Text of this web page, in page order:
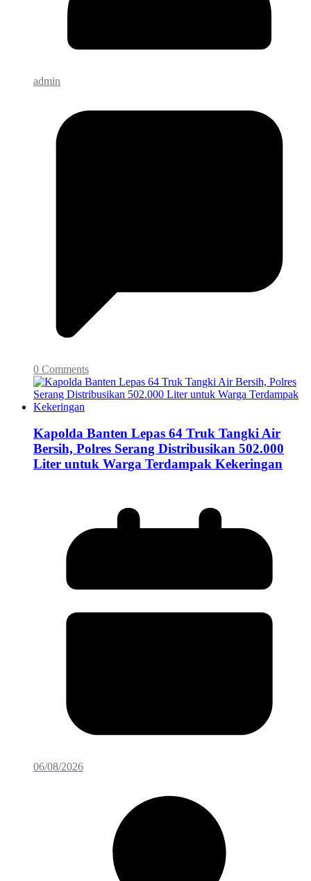
admin
0 Comments
Kapolda Banten Lepas 64 Truk Tangki Air
Bersih, Polres Serang Distribusikan 502.000
Liter untuk Warga Terdampak Kekeringan
06/08/2026